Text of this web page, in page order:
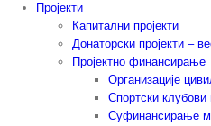
Пројекти
Капитални пројекти
Донаторски пројекти –
Пројектно финансирање
Организације
Спортски
Суфинансирање